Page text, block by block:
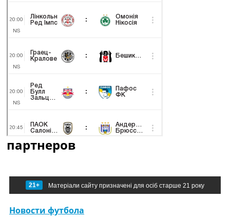
партнеров
21+ Матеріали сайту призначені для осіб старше 21 року
Новости футбола